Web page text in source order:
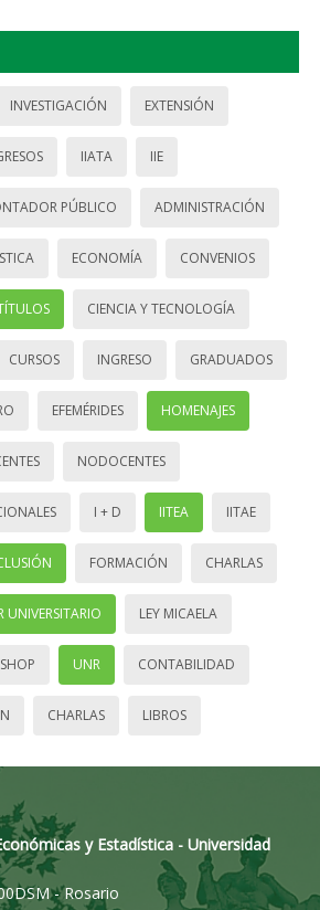
INVESTIGACIÓN EXTENSIÓN
IIATA IIE
PÚBLICO ADMINISTRACIÓN
ECONOMÍA CONVENIOS
CIENCIA Y TECNOLOGÍA
CURSOS INGRESO GRADUADOS
EFEMÉRIDES HOMENAJES
NODOCENTES
I + D IITEA IITAE
FORMACIÓN CHARLAS
UNIVERSITARIO LEY MICAELA
UNR CONTABILIDAD
CHARLAS LIBROS
y Estadística - Universidad
- Rosario